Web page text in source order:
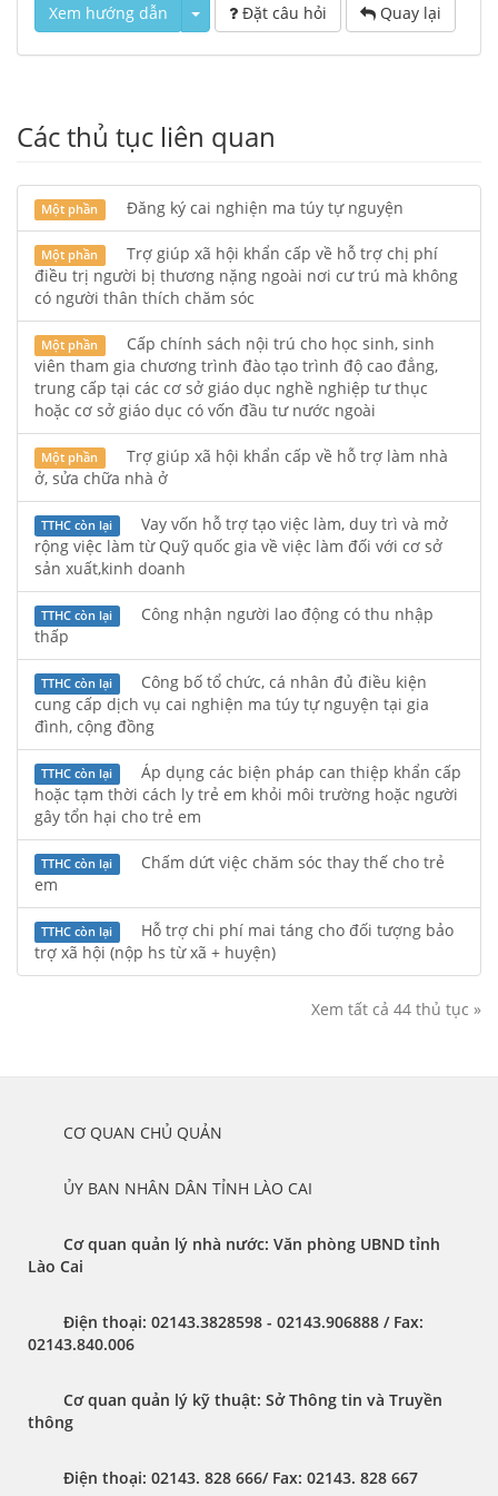
Xem hướng dẫn Đặt câu hỏi Quay lại
Các thủ tục liên quan
Một phần Đăng ký cai nghiện ma túy tự nguyện
Một phần
Trợ giúp xã hội khẩn cấp về hỗ trợ chị phí
điều trị người bị thương nặng ngoài nơi cư trú mà không
có người thân thích chăm sóc
Một phần
Cấp chính sách nội trú cho học sinh, sinh
viên tham gia chương trình đào tạo trình độ cao đẳng,
trung cấp tại các cơ sở giáo dục nghề nghiệp tư thục
hoặc cơ sở giáo dục có vốn đầu tư nước ngoài
Một phần
Trợ giúp xã hội khẩn cấp về hỗ trợ làm nhà
ở, sửa chữa nhà ở
TTHC còn lại
Vay vốn hỗ trợ tạo việc làm, duy trì và mở
rộng việc làm từ Quỹ quốc gia về việc làm đối với cơ sở
sản xuất,kinh doanh
TTHC còn lại
Công nhận người lao động có thu nhập
thấp
TTHC còn lại
Công bố tổ chức, cá nhân đủ điều kiện
cung cấp dịch vụ cai nghiện ma túy tự nguyện tại gia
đình, cộng đồng
TTHC còn lại
Áp dụng các biện pháp can thiệp khẩn cấp
hoặc tạm thời cách ly trẻ em khỏi môi trường hoặc người
gây tổn hại cho trẻ em
TTHC còn lại
Chấm dứt việc chăm sóc thay thế cho trẻ
em
TTHC còn lại
Hỗ trợ chi phí mai táng cho đối tượng bảo
trợ xã hội (nộp hs từ xã + huyện)
Xem tất cả 44 thủ tục »
	CƠ QUAN CHỦ QUẢN
	ỦY BAN NHÂN DÂN TỈNH LÀO CAI
Cơ quan quản lý nhà nước: Văn phòng UBND tỉnh
Lào Cai
Điện thoại: 02143.3828598 - 02143.906888 / Fax:
02143.840.006
Cơ quan quản lý kỹ thuật: Sở Thông tin và Truyền
thông
Điện thoại: 02143. 828 666/ Fax: 02143. 828 667